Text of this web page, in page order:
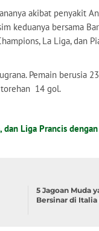
akibat penyakit
keduanya bersama
La Liga, dan
Pemain berusia
torehan 14 gol.
Liga Prancis
5 Jagoan Muda
Bersinar di